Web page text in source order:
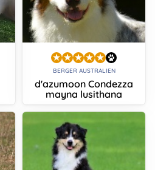
BERGER AUSTRALIEN
d'azumoon Condezza
mayna lusithana